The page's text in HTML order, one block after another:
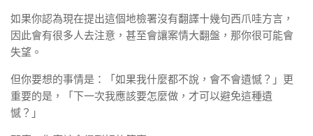
如果你認為現在提出這個地檢署沒有翻譯十幾句西爪哇方言，
因此會有很多人去注意，甚至會讓案情大翻盤，那你很可能會
失望。
但你要想的事情是：「如果我什麼都不說，會不會遺憾？」更
重要的是，「下一次我應該要怎麼做，才可以避免這種遺
憾？」